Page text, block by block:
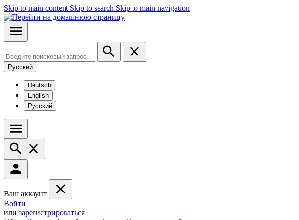
Skip to main content Skip to search Skip to main navigation
Русский
Deutsch
English
Русский
Ваш аккаунт
Войти
или зарегистрироваться